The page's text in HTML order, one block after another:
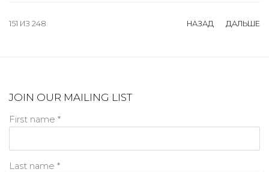
НАЗАД ДАЛЬШЕ
151 ИЗ 248
JOIN OUR MAILING LIST
First name *
Last name *